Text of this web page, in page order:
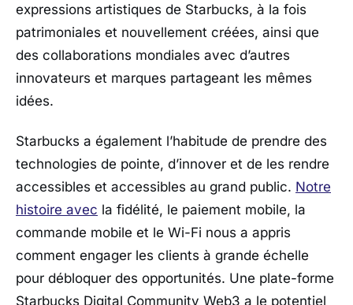
expressions artistiques de Starbucks, à la fois
patrimoniales et nouvellement créées, ainsi que
des collaborations mondiales avec d’autres
innovateurs et marques partageant les mêmes
idées.
Starbucks a également l’habitude de prendre des
technologies de pointe, d’innover et de les rendre
accessibles et accessibles au grand public. Notre
histoire avec la fidélité, le paiement mobile, la
commande mobile et le Wi-Fi nous a appris
comment engager les clients à grande échelle
pour débloquer des opportunités. Une plate-forme
Starbucks Digital Community Web3 a le potentiel